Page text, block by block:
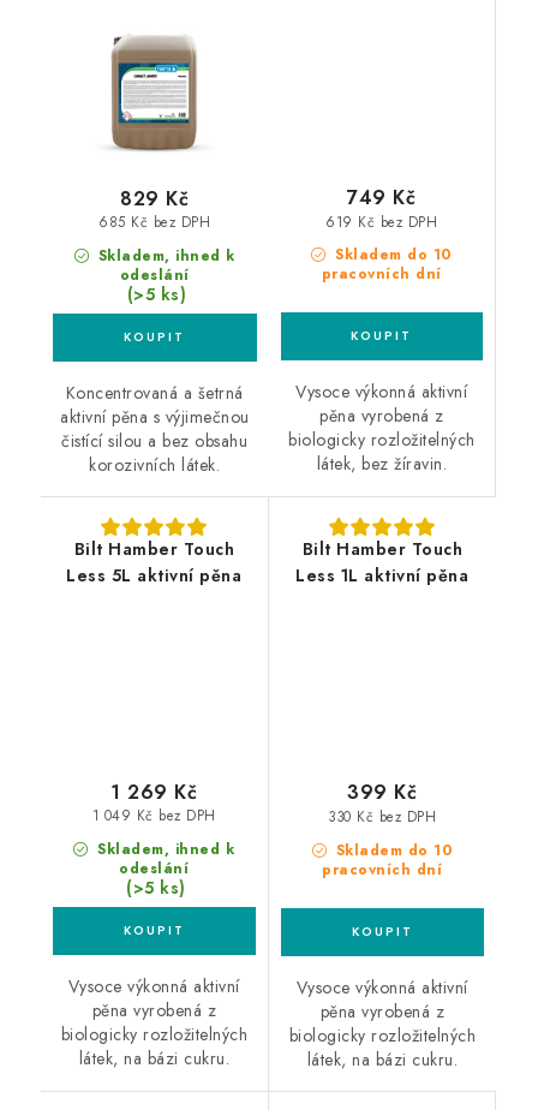
Skladem, ihned k
odeslání
(>5 ks)
685 Kč bez DPH
829 Kč
Koncentrovaná a šetrná
aktivní pěna s výjimečnou
čistící silou a bez obsahu
korozivních látek.
Skladem do 10
pracovních dní
619 Kč bez DPH
749 Kč
Vysoce výkonná aktivní
pěna vyrobená z
biologicky rozložitelných
látek, bez žíravin.
Bilt Hamber Touch
Less 5L aktivní pěna
Skladem, ihned k
odeslání
(>5 ks)
1 049 Kč bez DPH
1 269 Kč
Vysoce výkonná aktivní
pěna vyrobená z
biologicky rozložitelných
látek, na bázi cukru.
Bilt Hamber Touch
Less 1L aktivní pěna
Skladem do 10
pracovních dní
330 Kč bez DPH
399 Kč
Vysoce výkonná aktivní
pěna vyrobená z
biologicky rozložitelných
látek, na bázi cukru.